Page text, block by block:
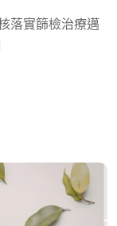
落實篩檢治療邁